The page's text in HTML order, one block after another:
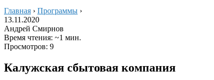
Главная › Программы ›
13.11.2020
Андрей Смирнов
Время чтения: ~1 мин.
Просмотров: 9
Калужская сбытовая компания